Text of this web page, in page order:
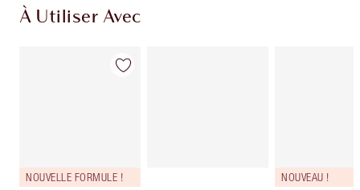
À Utiliser Avec
NOUVELLE FORMULE ! NOUVEAU !